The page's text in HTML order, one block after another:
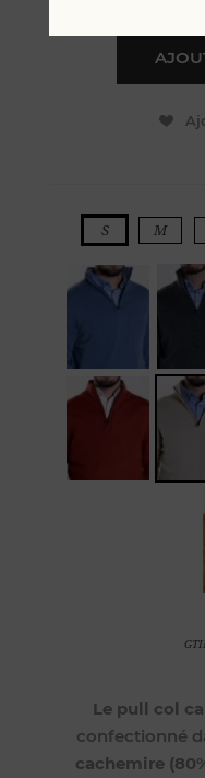
S M
Le pull col
confectionné
cachemire